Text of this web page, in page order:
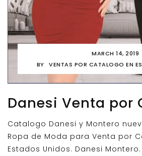
MARCH 14, 2019
BY
VENTAS POR CATALOGO EN
Danesi Venta por
Catalogo Danesi y Montero
Ropa de Moda para Venta por
Estados Unidos. Danesi